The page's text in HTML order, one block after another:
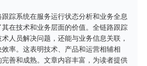
踪系统在服务运行状态分析和业务全息
在技术和业务层面的价值。全链路跟踪
人员解决问题，还能与业务信息关联，
率。这表明技术、产品和运营相辅相
善和成熟。文章内容丰富，为读者提供